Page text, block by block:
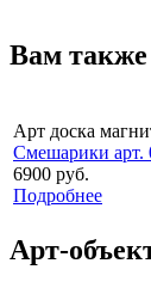
Вам также
Арт доска
Смешарики арт.
6900 руб.
Подробнее
Арт-